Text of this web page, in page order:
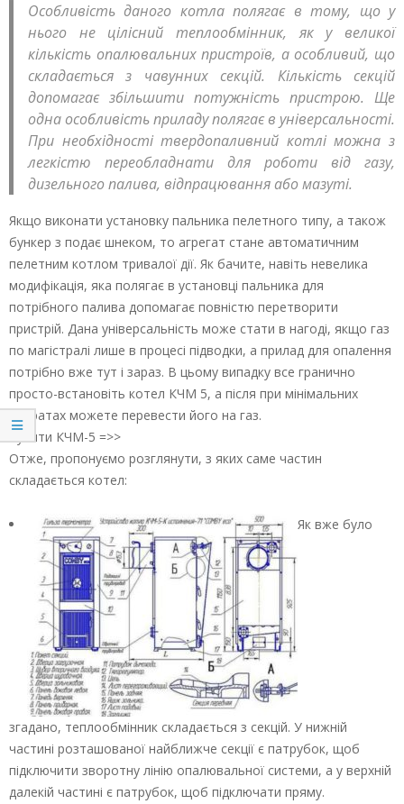
Особливість даного котла полягає в тому, що у
нього не цілісний теплообмінник, як у великої
кількість опалювальних пристроїв, а особливий, що
складається з чавунних секцій. Кількість секцій
допомагає збільшити потужність пристрою. Ще
одна особливість приладу полягає в універсальності.
При необхідності твердопаливний котлі можна з
легкістю переобладнати для роботи від газу,
дизельного палива, відпрацювання або мазуті.
Якщо виконати установку пальника пелетного типу, а також
бункер з подає шнеком, то агрегат стане автоматичним
пелетним котлом тривалої дії. Як бачите, навіть невелика
модифікація, яка полягає в установці пальника для
потрібного палива допомагає повністю перетворити
пристрій. Дана універсальність може стати в нагоді, якщо газ
по магістралі лише в процесі підводки, а прилад для опалення
потрібно вже тут і зараз. В цьому випадку все гранично
просто-встановіть котел КЧМ 5, а після при мінімальних
витратах можете перевести його на газ.
Купити КЧМ-5 =>>
Отже, пропонуємо розглянути, з яких саме частин
складається котел:
Як вже було
згадано, теплообмінник складається з секцій. У нижній
частині розташованої найближче секції є патрубок, щоб
підключити зворотну лінію опалювальної системи, а у верхній
далекій частині є патрубок, щоб підключати пряму.